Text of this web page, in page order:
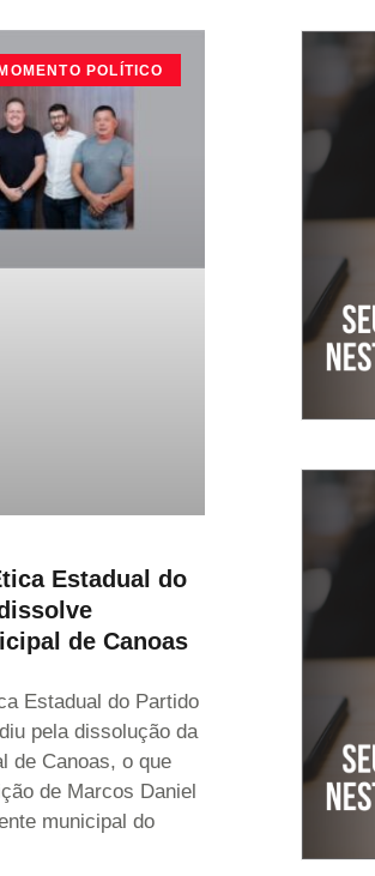
POLÍTICO
Estadual do
de Canoas
Estadual do Partido
pela dissolução da
de Canoas, o que
de Marcos Daniel
municipal do